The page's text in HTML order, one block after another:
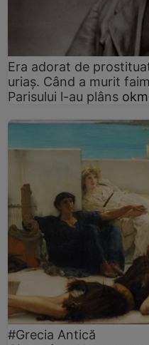
Era adorat de
uriaș. Când a murit
Parisului l-au plâns
#Grecia Antică